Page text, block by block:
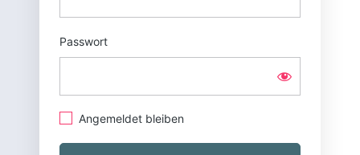
Passwort
Angemeldet bleiben